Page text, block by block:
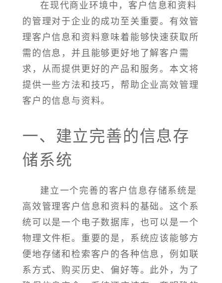
在现代商业环境中，客户信息和资料
的管理对于企业的成功至关重要。有效管
理客户信息和资料意味着能够快速获取所
需的信息，并且能够更好地了解客户需
求，从而提供更好的产品和服务。本文将
提供一些方法和技巧，帮助企业高效管理
客户的信息与资料。
一、建立完善的信息存
储系统
建立一个完善的客户信息存储系统是
高效管理客户信息和资料的基础。这个系
统可以是一个电子数据库，也可以是一个
物理文件柜。重要的是，系统应该能够方
便地存储和检索客户的各种信息，例如联
系方式、购买历史、偏好等。此外，为了